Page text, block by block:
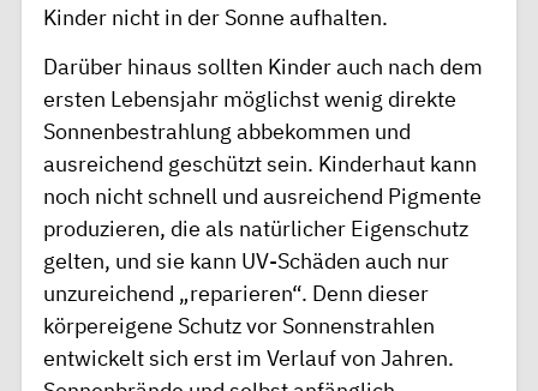
Kinder nicht in der Sonne aufhalten.
Darüber hinaus sollten Kinder auch nach dem
ersten Lebensjahr möglichst wenig direkte
Sonnenbestrahlung abbekommen und
ausreichend geschützt sein. Kinderhaut kann
noch nicht schnell und ausreichend Pigmente
produzieren, die als natürlicher Eigenschutz
gelten, und sie kann UV-Schäden auch nur
unzureichend „reparieren“. Denn dieser
körpereigene Schutz vor Sonnenstrahlen
entwickelt sich erst im Verlauf von Jahren.